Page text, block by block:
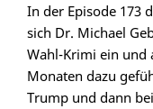
In der Episode 173
sich Dr. Michael
Wahl-Krimi ein und
Monaten dazu
Trump und dann